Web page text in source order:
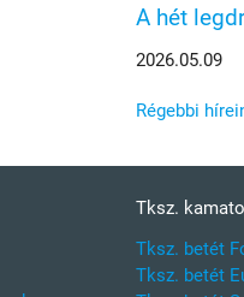
A hét
2026.05.09
Régebbi
Tksz.
Tksz. betét
Tksz. betét